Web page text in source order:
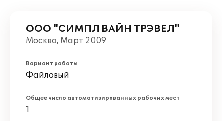
ООО "СИМПЛ ВАЙН ТРЭВЕЛ"
Москва, Март 2009
Вариант работы
Файловый
Общее число автоматизированных рабочих мест
1